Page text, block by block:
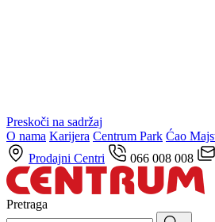
Preskoči na sadržaj
O nama Karijera Centrum Park Ćao
Prodajni Centri
066 008 008
Pretraga